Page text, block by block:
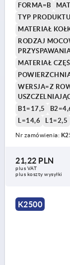
FORMA=B
TYP
MATERIAŁ
RODZAJ
MATERIAŁ
WERSJA=Z
B1=17,5
L=14,6
L1=2,5
Nr zamówienia:
21,22 PLN
plus VAT
plus koszty wysyłki
K2500